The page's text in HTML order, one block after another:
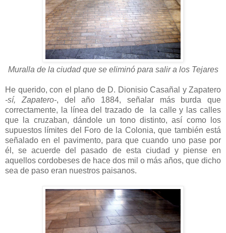
Muralla de la ciudad que se eliminó para salir a los Tejares
He querido, con el plano de D. Dionisio Casañal y Zapatero
-sí, Zapatero-, del año 1884, señalar más burda que
correctamente, la línea del trazado de la calle y las calles
que la cruzaban, dándole un tono distinto, así como los
supuestos límites del Foro de la Colonia, que también está
señalado en el pavimento, para que cuando uno pase por
él, se acuerde del pasado de esta ciudad y piense en
aquellos cordobeses de hace dos mil o más años, que dicho
sea de paso eran nuestros paisanos.